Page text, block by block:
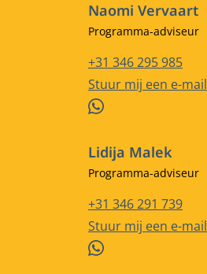
Naomi Vervaart
Functietitel
Programma-adviseur
Telefoonnummer
+31 346 295 985
E-mailadres
Stuur mij een e-mail
WhatsApp
Lidija Malek
Functietitel
Programma-adviseur
Telefoonnummer
+31 346 291 739
E-mailadres
Stuur mij een e-mail
WhatsApp